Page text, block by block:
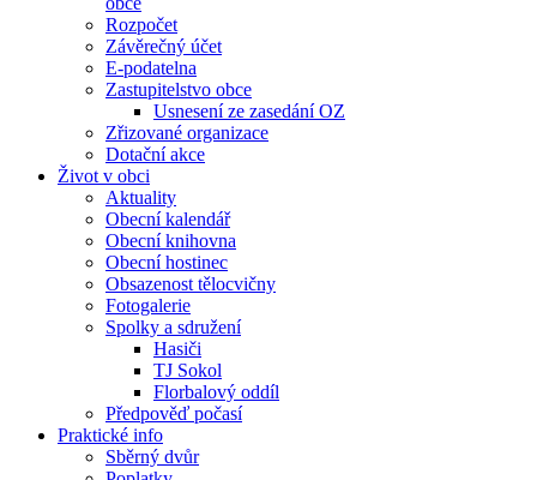
Rozpočet
Závěrečný účet
E-podatelna
Zastupitelstvo obce
Usnesení ze zasedání OZ
Zřizované organizace
Dotační akce
Život v obci
Aktuality
Obecní kalendář
Obecní knihovna
Obecní hostinec
Obsazenost tělocvičny
Fotogalerie
Spolky a sdružení
Hasiči
TJ Sokol
Florbalový oddíl
Předpověď počasí
Praktické info
Sběrný dvůr